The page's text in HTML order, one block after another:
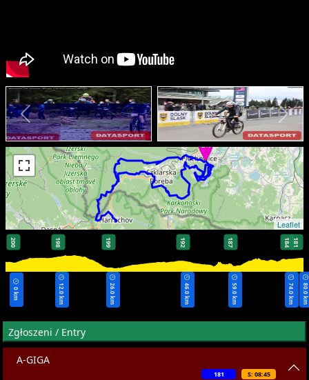
Leaflet
0 km
200 198
12.0 km
199
26.0 km
192
46.0 km
187
59.0 km
184
74.0 km
181
Zgłoszeni / Entry
A-GIGA
S: 08:45
181